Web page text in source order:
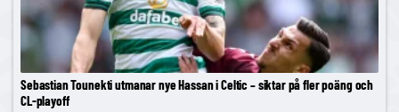
Sebastian Tounekti utmanar nye Hassan i Celtic – siktar på fler poäng och
CL-playoff